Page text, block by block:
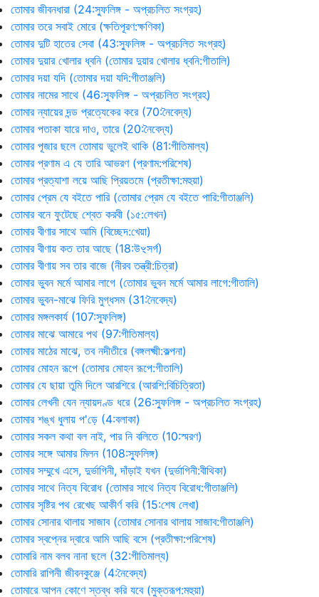
তোমার জীবনধারা (24:স্ফুলিঙ্গ - অপ্রচলিত সংগ্রহ)
তোমার তরে সবাই মোরে (ক্ষতিপূরণ:ক্ষণিকা)
তোমার দুটি হাতের সেবা (43:স্ফুলিঙ্গ - অপ্রচলিত সংগ্রহ)
তোমার দুয়ার খোলার ধ্বনি (তোমার দুয়ার খোলার ধ্বনি:গীতালি)
তোমার দয়া যদি (তোমার দয়া যদি:গীতাঞ্জলি)
তোমার নামের সাথে (46:স্ফুলিঙ্গ - অপ্রচলিত সংগ্রহ)
তোমার ন্যায়ের দন্ড প্রত্যেকের করে (70:নৈবেদ্য)
তোমার পতাকা যারে দাও, তারে (20:নৈবেদ্য)
তোমার পূজার ছলে তোমায় ভুলেই থাকি (81:গীতিমাল্য)
তোমার প্রণাম এ যে তারি আভরণ (প্রণাম:পরিশেষ)
তোমার প্রত্যাশা লয়ে আছি প্রিয়তমে (প্রতীক্ষা:মহুয়া)
তোমার প্রেম যে বইতে পারি (তোমার প্রেম যে বইতে পারি:গীতাঞ্জলি)
তোমার বনে ফুটেছে শ্বেত করবী (১৫:লেখন)
তোমার বীণার সাথে আমি (বিচ্ছেদ:খেয়া)
তোমার বীণায় কত তার আছে (18:উৼসর্গ)
তোমার বীণায় সব তার বাজে (নীরব তন্ত্রী:চিত্রা)
তোমার ভুবন মর্মে আমার লাগে (তোমার ভুবন মর্মে আমার লাগে:গীতালি)
তোমার ভুবন-মাঝে ফিরি মুগ্ধসম (31:নৈবেদ্য)
তোমার মঙ্গলকার্য (107:স্ফুলিঙ্গ)
তোমার মাঝে আমারে পথ (97:গীতিমাল্য)
তোমার মাঠের মাঝে, তব নদীতীরে (বঙ্গলক্ষ্মী:কল্পনা)
তোমার মোহন রূপে (তোমার মোহন রূপে:গীতালি)
তোমার যে ছায়া তুমি দিলে আরশিরে (আরশি:বিচিত্রিতা)
তোমার লেখনী যেন ন্যায়দণ্ড ধরে (26:স্ফুলিঙ্গ - অপ্রচলিত সংগ্রহ)
তোমার শঙ্খ ধুলায় প'ড়ে (4:বলাকা)
তোমার সকল কথা বল নাই, পার নি বলিতে (10:স্মরণ)
তোমার সঙ্গে আমার মিলন (108:স্ফুলিঙ্গ)
তোমার সম্মুখে এসে, দুর্ভাগিনী, দাঁড়াই যখন (দুর্ভাগিনী:বীথিকা)
তোমার সাথে নিত্য বিরোধ (তোমার সাথে নিত্য বিরোধ:গীতাঞ্জলি)
তোমার সৃষ্টির পথ রেখেছ আকীর্ণ করি (15:শেষ লেখা)
তোমার সোনার থালায় সাজাব (তোমার সোনার থালায় সাজাব:গীতাঞ্জলি)
তোমার স্বপ্নের দ্বারে আমি আছি বসে (প্রতীক্ষা:পরিশেষ)
তোমারি নাম বলব নানা ছলে (32:গীতিমাল্য)
তোমারি রাগিনী জীবনকুঞ্জে (4:নৈবেদ্য)
তোমারে আপন কোণে স্তব্ধ করি যবে (মুক্তরূপ:মহুয়া)